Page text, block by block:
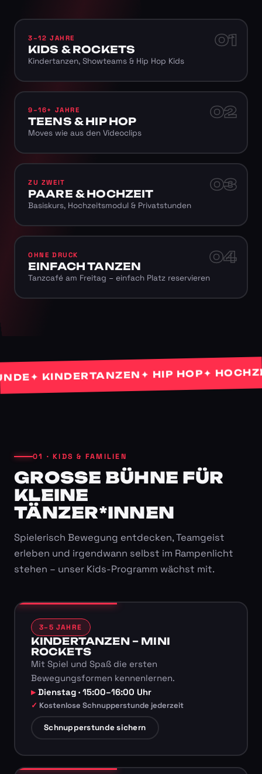
01
3–12 JAHRE
KIDS & ROCKETS
Kindertanzen, Showteams & Hip Hop Kids
02
9–16+ JAHRE
TEENS & HIP HOP
Moves wie aus den Videoclips
03
ZU ZWEIT
PAARE & HOCHZEIT
Basiskurs, Hochzeitsmodul & Privatstunden
04
OHNE DRUCK
EINFACH TANZEN
Tanzcafé am Freitag – einfach Platz reservieren
✦ KINDERTANZEN✦ HIP HOP ✦
01 · KIDS & FAMILIEN
GROSSE BÜHNE FÜR K
LEINE T
ÄNZER*INNEN
Spielerisch Bewegung entdecken, Teamgeist
erleben und irgendwann selbst im Rampenlicht
stehen – unser Kids-Programm wächst mit.
3–5 JAHRE
KINDERTANZEN – MINI
ROCKETS
Mit Spiel und Spaß die ersten
Bewegungsformen kennenlernen.
Dienstag · 15:00–16:00 Uhr
Kostenlose Schnupperstunde jederzeit
Schnupperstunde sichern